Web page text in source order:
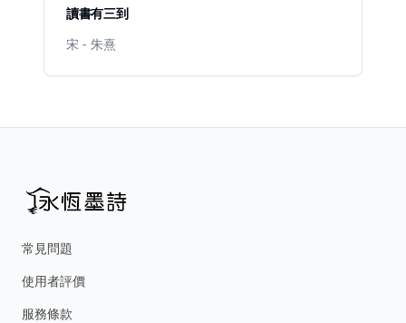
讀書有三到
宋 - 朱熹
常見問題
使用者評價
服務條款